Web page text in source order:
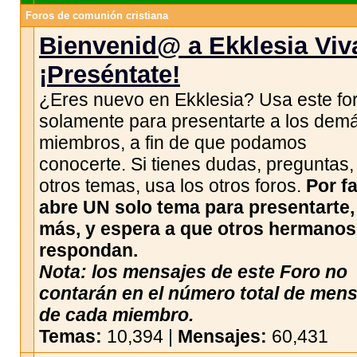
Foros de comunión cristiana
Bienvenid@ a Ekklesia
¡Preséntate!
¿Eres nuevo en Ekklesia? Usa este
solamente para presentarte a los
miembros, a fin de que podamos
conocerte. Si tienes dudas,
otros temas, usa los otros foros. Por
abre UN solo tema para
más, y espera a que otros hermanos
respondan.
Nota: los mensajes de este Foro no
contarán en el número total de
de cada miembro.
Temas: 10,394 | Mensajes: 60,431